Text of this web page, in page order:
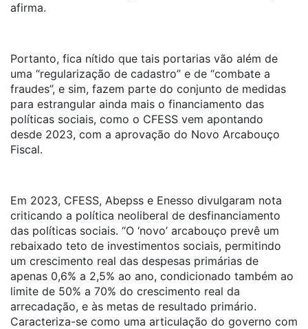
afirma.
Portanto, fica nítido que tais portarias vão além de
uma “regularização de cadastro” e de “combate a
fraudes”, e sim, fazem parte do conjunto de medidas
para estrangular ainda mais o financiamento das
políticas sociais, como o CFESS vem apontando
desde 2023, com a aprovação do Novo Arcabouço
Fiscal.
Em 2023, CFESS, Abepss e Enesso divulgaram nota
criticando a política neoliberal de desfinanciamento
das políticas sociais. “O ‘novo’ arcabouço prevê um
rebaixado teto de investimentos sociais, permitindo
um crescimento real das despesas primárias de
apenas 0,6% a 2,5% ao ano, condicionado também ao
limite de 50% a 70% do crescimento real da
arrecadação, e às metas de resultado primário.
Caracteriza-se como uma articulação do governo com